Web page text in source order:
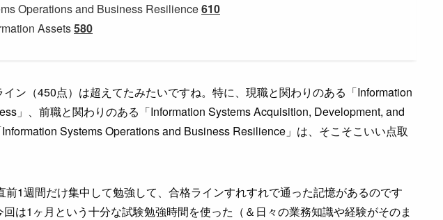
Operations and Business Resilience610
Assets580
ン（450点）は超えてたみたいですね。特に、現職と関わりのある「Information
」、前職と関わりのある「Information Systems Acquisition, Development, and
Systems Operations and Business Resilience」は、そこそこいい点取
前1週間だけ集中して勉強して、合格ラインすれすれで通った記憶があるのです
は1ヶ月という十分な試験勉強時間を使った（＆日々の業務知識や経験がそのま